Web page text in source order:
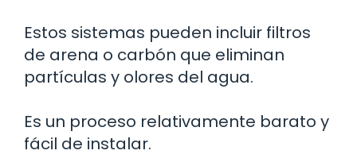
Estos sistemas pueden incluir filtros
de arena o carbón que eliminan
partículas y olores del agua.
Es un proceso relativamente barato y
fácil de instalar.